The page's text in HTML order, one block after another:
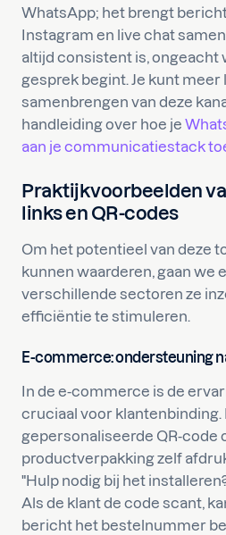
WhatsApp; het brengt
Instagram en live chat
altijd consistent is, ongeacht
gesprek begint. Je kunt meer
samenbrengen van deze
handleiding over hoe je
aan je communicatiestack
Praktijkvoorbeelden
links en QR-codes
Om het potentieel van deze
kunnen waarderen, gaan we
verschillende sectoren ze
efficiëntie te stimuleren.
E-commerce: ondersteuning
In de e-commerce is de
cruciaal voor
gepersonaliseerde QR-code
productverpakking zelf
"Hulp nodig bij het
Als de klant de code scant,
bericht het bestelnummer